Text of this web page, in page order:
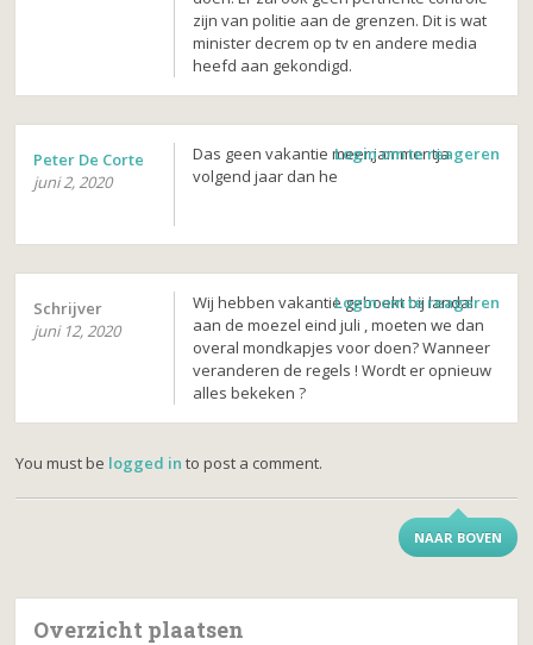
zijn van politie aan de grenzen. Dit is wat
minister decrem op tv en andere media
heefd aan gekondigd.
Peter De Corte
juni 2, 2020
Das geen vakantie meer,jammer tja
volgend jaar dan he
Login om te reageren
Schrijver
juni 12, 2020
Wij hebben vakantie geboekt bij landal
aan de moezel eind juli , moeten we dan
overal mondkapjes voor doen? Wanneer
veranderen de regels ! Wordt er opnieuw
alles bekeken ?
Login om te reageren
You must be logged in to post a comment.
NAAR BOVEN
Overzicht plaatsen